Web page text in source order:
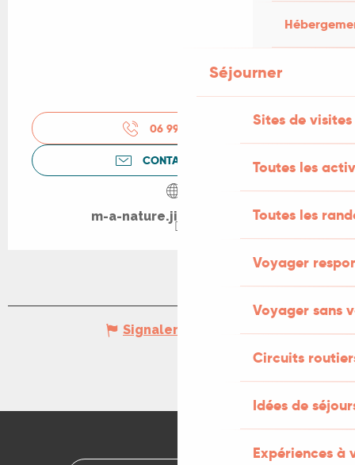
Séjourner
Sites de visites
Toutes les
Toutes les
Voyager
Voyager sans
Circuits
Idées de
Expériences à
06 99 08 95
CONTACTEZ-NOUS
m-a-nature.jimdosite.com
Signaler une erreur